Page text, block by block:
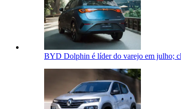
BYD Dolphin é líder do varejo em julho;